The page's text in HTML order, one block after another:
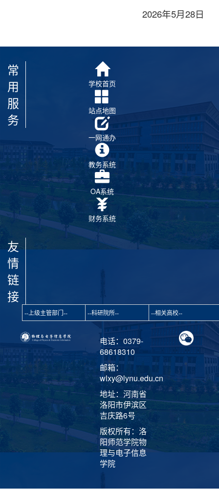
2026年5月28日
常
用
服
务
学校首页
站点地图
一网通办
教务系统
OA系统
财务系统
友
情
链
接
电话：0379-
68618310
邮箱：
wlxy@lynu.edu.cn
地址：河南省
洛阳市伊滨区
吉庆路6号
版权所有：洛
阳师范学院物
理与电子信息
学院